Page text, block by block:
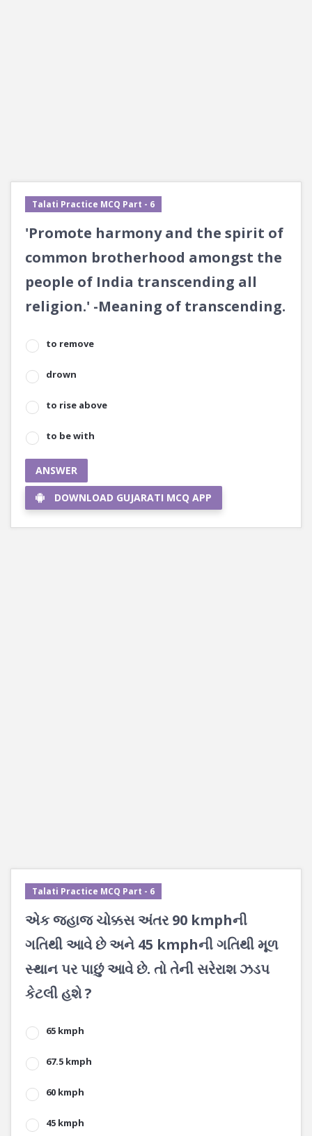
Talati Practice MCQ Part - 6
'Promote harmony and the spirit of
common brotherhood amongst the
people of India transcending all
religion.' -Meaning of transcending.
to remove
drown
to rise above
to be with
ANSWER
DOWNLOAD GUJARATI MCQ APP
Talati Practice MCQ Part - 6
એક જહાજ ચોક્કસ અંતર 90 kmphની
ગતિથી આવે છે અને 45 kmphની ગતિથી મૂળ
સ્થાન પર પાછું આવે છે. તો તેની સરેરાશ ઝડપ
કેટલી હશે ?
65 kmph
67.5 kmph
60 kmph
45 kmph